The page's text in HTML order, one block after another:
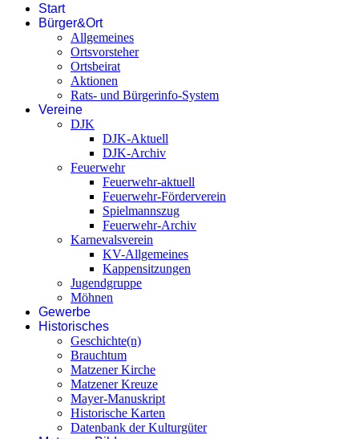
Start
Bürger&Ort
Allgemeines
Ortsvorsteher
Ortsbeirat
Aktionen
Rats- und Bürgerinfo-System
Vereine
DJK
DJK-Aktuell
DJK-Archiv
Feuerwehr
Feuerwehr-aktuell
Feuerwehr-Förderverein
Spielmannszug
Feuerwehr-Archiv
Karnevalsverein
KV-Allgemeines
Kappensitzungen
Jugendgruppe
Möhnen
Gewerbe
Historisches
Geschichte(n)
Brauchtum
Matzener Kirche
Matzener Kreuze
Mayer-Manuskript
Historische Karten
Datenbank der Kulturgüter